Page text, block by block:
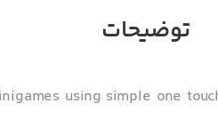
توضیحات
using simple one